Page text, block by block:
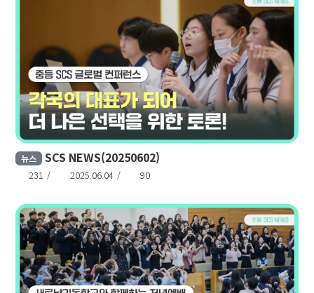
뉴스 SCS NEWS(20250602)
231 2025.06.04 90